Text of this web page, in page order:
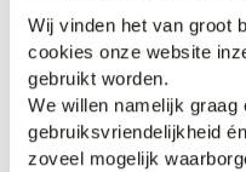
Wij vinden het van groot
cookies onze website
gebruikt worden.
We willen namelijk
gebruiksvriendelijkheid
zoveel mogelijk